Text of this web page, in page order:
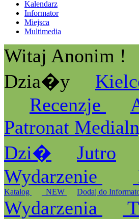
Kalendarz
Informator
Miejsca
Multimedia
Witaj Anonim !
Dzia�y
Recenzje
Patronat
Dzi�
Jutro
Wydarzenie
Katalog _NEW Dodaj do
Wydarzenia